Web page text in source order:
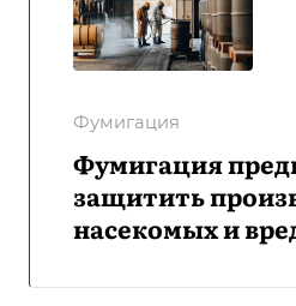
Фумигация
Фумигация
защитить
насекомых и